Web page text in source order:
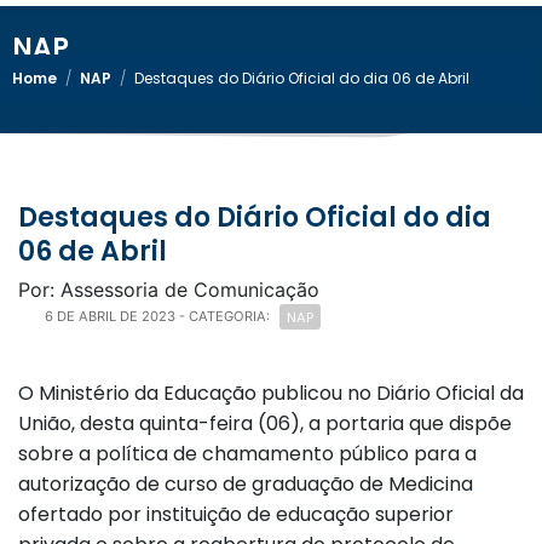
NAP
Home / NAP / Destaques do Diário Oficial do dia 06 de Abril
Destaques do Diário Oficial do dia
06 de Abril
Por: Assessoria de Comunicação
6 DE ABRIL DE 2023 - CATEGORIA: NAP
O Ministério da Educação publicou no Diário Oficial da
União, desta quinta-feira (06), a portaria que dispõe
sobre a política de chamamento público para a
autorização de curso de graduação de Medicina
ofertado por instituição de educação superior